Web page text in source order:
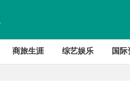
商旅生涯 综艺娱乐 国际